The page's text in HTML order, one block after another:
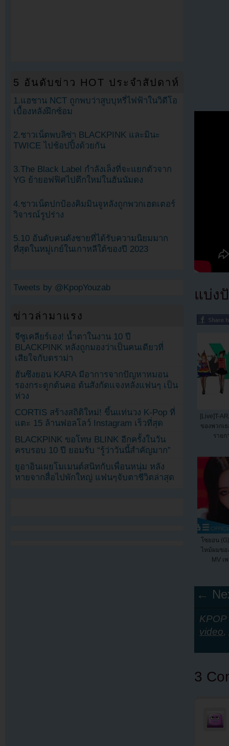
แบ่ง
[Live]T-
ของพวกเ
รายก
โซยอน
ไหม้ผมขอ
MV เ
←
video,
3
5 อันดับข่าว HOT ประจำสัปดาห์
1.แฮชาน NCT ถูกพบว่าสูบบุหรี่ไฟฟ้าในวิดีโอ
เบื้องหลังฝึกซ้อม
2.ชาวเน็ตพบลิซ่า BLACKPINK และมินะ
TWICE ไปช้อปปิ้งด้วยกัน
3.The Black Label กำลังเล็งที่จะแยกตัวจาก
YG ย้ายอฟฟิศไปตึกใหม่ในฮันนัมดง
4.ชาวเน็ตปกป้องคิมมินจูหลังถูกพวกเฮดเตอร์
วิจารณ์รูปร่าง
5.10 อันดับคนดังชายที่ได้รับความนิยมมาก
ที่สุดในหมู่เกย์ในเกาหลีใต้ของปี 2023
Tweets by @KpopYouzab
ข่าวล่ามาแรง
จีซูเคลียร์เอง! น้ำตาในงาน 10 ปี
BLACKPINK หลังถูกมองว่าเป็นคนเดียวที่
เสียใจกับดราม่า
ฮันซึงยอน KARA มีอาการจากปัญหาหมอน
รองกระดูกต้นคอ ต้นสังกัดแจงหลังแฟนๆ เป็น
ห่วง
CORTIS สร้างสถิติใหม่! ขึ้นแท่นวง K-Pop ที่
แตะ 15 ล้านฟอลโลว์ Instagram เร็วที่สุด
BLACKPINK ขอโทษ BLINK อีกครั้งในวัน
ครบรอบ 10 ปี ยอมรับ “รู้ว่าวันนี้สำคัญมาก”
ยูอาอินเผยโมเมนต์สนิทกับเพื่อนหนุ่ม หลัง
หายจากสื่อไปพักใหญ่ แฟนๆจับตาชีวิตล่าสุด